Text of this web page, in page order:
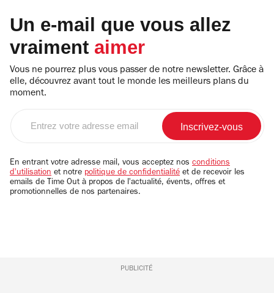
Un e-mail que vous allez
vraiment aimer
Vous ne pourrez plus vous passer de notre newsletter. Grâce à
elle, découvrez avant tout le monde les meilleurs plans du
moment.
email
En entrant votre adresse mail, vous acceptez nos conditions
d'utilisation et notre politique de confidentialité et de recevoir les
emails de Time Out à propos de l'actualité, évents, offres et
promotionnelles de nos partenaires.
PUBLICITÉ